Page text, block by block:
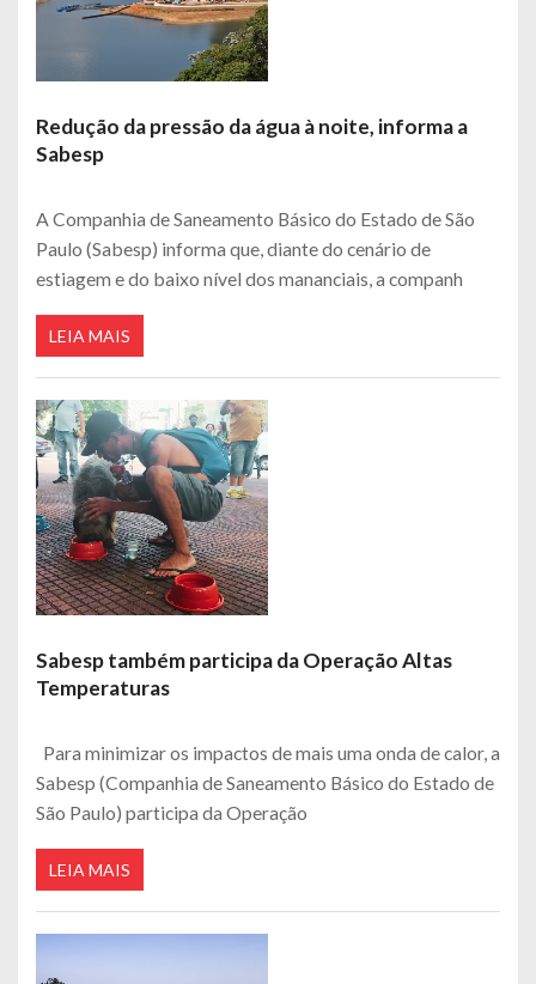
Redução da pressão da água à noite, informa a
Sabesp
A Companhia de Saneamento Básico do Estado de São
Paulo (Sabesp) informa que, diante do cenário de
estiagem e do baixo nível dos mananciais, a companh
LEIA MAIS
Sabesp também participa da Operação Altas
Temperaturas
Para minimizar os impactos de mais uma onda de calor, a
Sabesp (Companhia de Saneamento Básico do Estado de
São Paulo) participa da Operação
LEIA MAIS